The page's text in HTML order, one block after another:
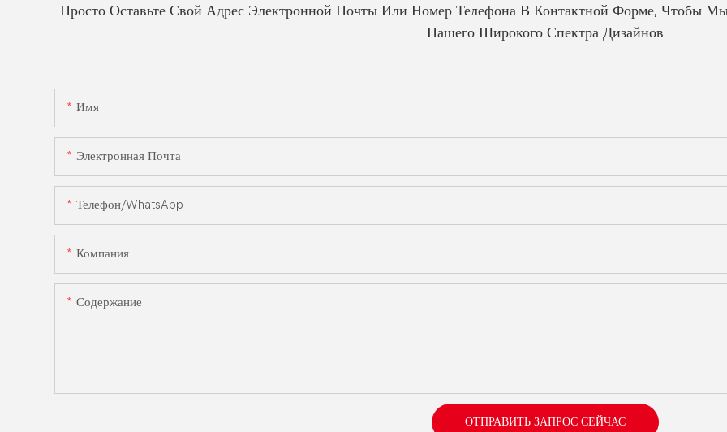
Просто Оставьте Свой Адрес Электронной Почты Или Номер Телефона В Контактной Форме, Чтобы
Нашего Широкого Спектра Дизайнов
Имя
Электронная Почта
Телефон/WhatsApp
Компания
Содержание
ОТПРАВИТЬ ЗАПРОС СЕЙЧАС